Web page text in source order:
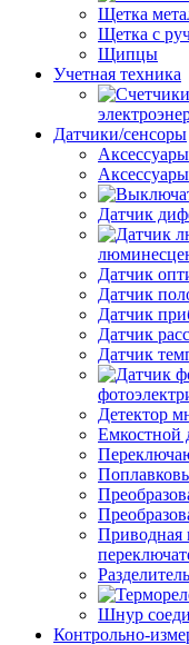
Щетка
Щетка с
Щипцы
Учетная техника
Датчики/сенсоры
Датчик
Датчик
Датчик
Датчик
Датчик
Датчик
Детектор
Емкостной
Приводная
Шнур
Контрольно-